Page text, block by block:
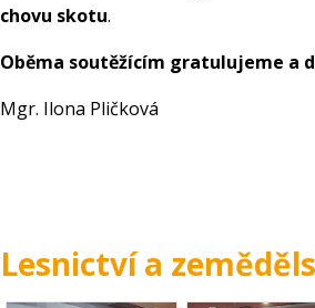
chovu skotu.
Oběma soutěžícím gratulujeme a
Mgr. Ilona Pličková
Lesnictví a